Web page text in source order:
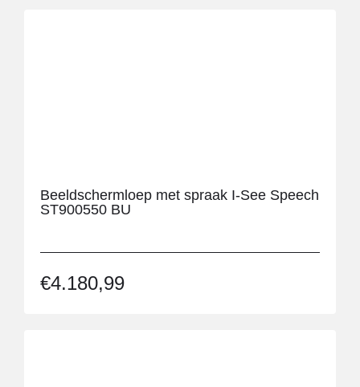
Beeldschermloep met spraak I-See Speech
ST900550 BU
€4.180,99